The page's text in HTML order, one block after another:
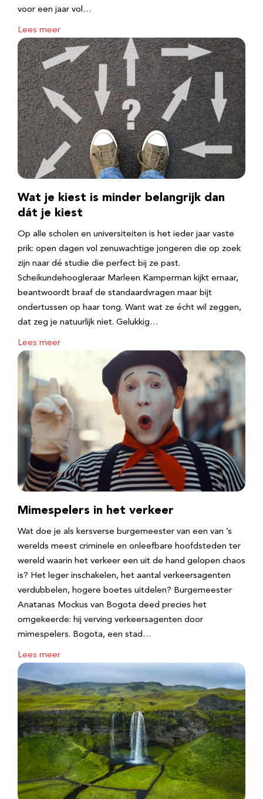
voor een jaar vol…
Lees meer
Wat je kiest is minder belangrijk dan
dát je kiest
Op alle scholen en universiteiten is het ieder jaar vaste
prik: open dagen vol zenuwachtige jongeren die op zoek
zijn naar dé studie die perfect bij ze past.
Scheikundehoogleraar Marleen Kamperman kijkt ernaar,
beantwoordt braaf de standaardvragen maar bijt
ondertussen op haar tong. Want wat ze écht wil zeggen,
dat zeg je natuurlijk niet. Gelukkig…
Lees meer
Mimespelers in het verkeer
Wat doe je als kersverse burgemeester van een van ’s
werelds meest criminele en onleefbare hoofdsteden ter
wereld waarin het verkeer een uit de hand gelopen chaos
is? Het leger inschakelen, het aantal verkeersagenten
verdubbelen, hogere boetes uitdelen? Burgemeester
Anatanas Mockus van Bogota deed precies het
omgekeerde: hij verving verkeersagenten door
mimespelers. Bogota, een stad…
Lees meer